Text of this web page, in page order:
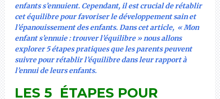
enfants s’ennuient. Cependant, il est crucial de rétablir
cet équilibre pour favoriser le développement sain et
l’épanouissement des enfants. Dans cet article, « Mon
enfant s’ennuie : trouver l’équilibre » nous allons
explorer 5 étapes pratiques que les parents peuvent
suivre pour rétablir l’équilibre dans leur rapport à
l’ennui de leurs enfants.
LES 5 ÉTAPES POUR